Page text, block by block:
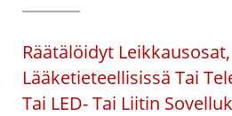
Räätälöidyt
Lääketieteellisissä Tai
Tai LED- Tai Liitin